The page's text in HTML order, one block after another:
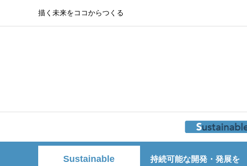
描く未来をココからつくる
Sustainable 持続可能な開発・発展を